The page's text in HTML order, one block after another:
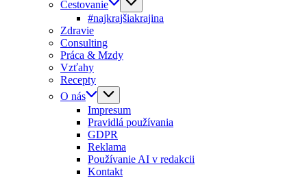
Cestovanie
#najkrajšiakrajina
Zdravie
Consulting
Práca & Mzdy
Vzťahy
Recepty
O nás
Impresum
Pravidlá používania
GDPR
Reklama
Používanie AI v redakcii
Kontakt